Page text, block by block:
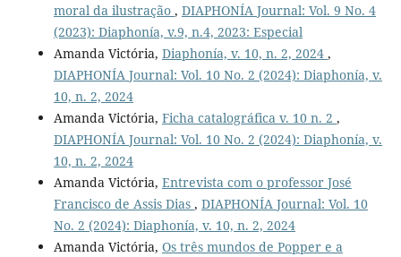
moral da ilustração , DIAPHONÍA Journal: Vol. 9 No. 4
(2023): Diaphonía, v.9, n.4, 2023: Especial
Amanda Victória, Diaphonía, v. 10, n. 2, 2024 ,
DIAPHONÍA Journal: Vol. 10 No. 2 (2024): Diaphonía, v.
10, n. 2, 2024
Amanda Victória, Ficha catalográfica v. 10 n. 2 ,
DIAPHONÍA Journal: Vol. 10 No. 2 (2024): Diaphonía, v.
10, n. 2, 2024
Amanda Victória, Entrevista com o professor José
Francisco de Assis Dias , DIAPHONÍA Journal: Vol. 10
No. 2 (2024): Diaphonía, v. 10, n. 2, 2024
Amanda Victória, Os três mundos de Popper e a